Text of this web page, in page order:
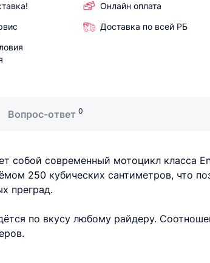
Онлайн оплата
Доставка по всей РБ
Вопрос-ответ 0
собой современный мотоцикл класса
250 кубических сантиметров, что
преград.
по вкусу любому райдеру.